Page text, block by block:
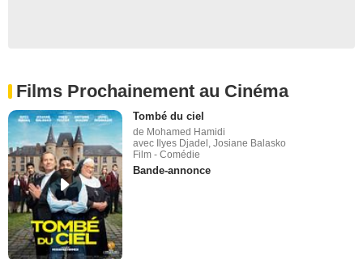
Films Prochainement au Cinéma
Tombé du ciel
de Mohamed Hamidi
avec Ilyes Djadel, Josiane Balasko
Film - Comédie
Bande-annonce